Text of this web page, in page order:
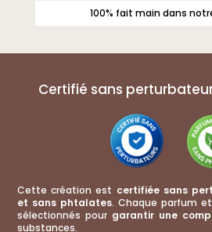
100% fait main dans
Certifié sans
Cette création est certifiée sans
et sans phtalates. Chaque parfum
sélectionnés pour garantir une
substances.